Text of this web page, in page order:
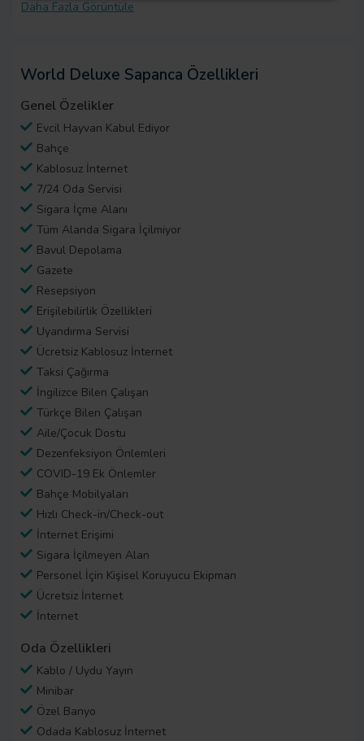
Daha Fazla Görüntüle
World Deluxe Sapanca Özellikleri
Genel Özelikler
Evcil Hayvan Kabul Ediyor
Bahçe
Kablosuz İnternet
7/24 Oda Servisi
Sigara İçme Alanı
Tüm Alanda Sigara İçilmiyor
Bavul Depolama
Gazete
Resepsiyon
Erişilebilirlik Özellikleri
Uyandırma Servisi
Ücretsiz Kablosuz İnternet
Taksi Çağırma
İngilizce Bilen Çalışan
Türkçe Bilen Çalışan
Aile/Çocuk Dostu
Dezenfeksiyon Önlemleri
COVID-19 Ek Önlemler
Bahçe Mobilyaları
Hızlı Check-in/Check-out
İnternet Erişimi
Sigara İçilmeyen Alan
Personel İçin Kişisel Koruyucu Ekipman
Ücretsiz İnternet
İnternet
Oda Özellikleri
Kablo / Uydu Yayın
Minibar
Özel Banyo
Odada Kablosuz İnternet